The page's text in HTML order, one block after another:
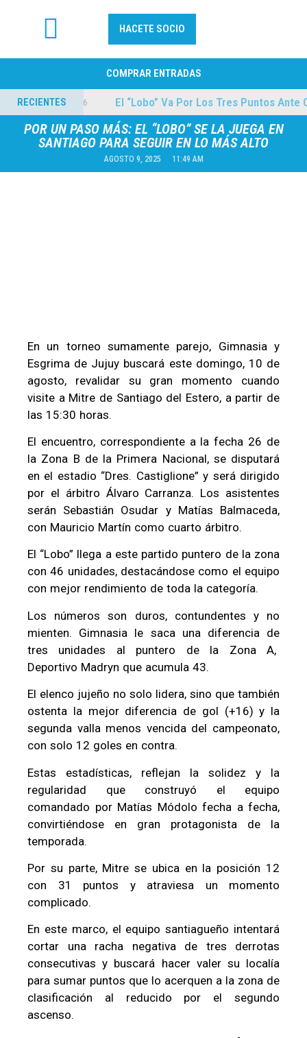
HACETE SOCIO
COMPRAR ENTRADAS
RECIENTES
04/08/2026 El “Lobo” Va Por Los Tres Puntos Ante
POR UN PASO MÁS: EL “LOBO” SE LA JUEGA EN
SANTIAGO PARA SEGUIR EN LO MÁS ALTO
AGOSTO 9, 2025 11:49 AM
En un torneo sumamente parejo, Gimnasia y
Esgrima de Jujuy buscará este domingo, 10 de
agosto, revalidar su gran momento cuando
visite a Mitre de Santiago del Estero, a partir de
las 15:30 horas.
El encuentro, correspondiente a la fecha 26 de
la Zona B de la Primera Nacional, se disputará
en el estadio “Dres. Castiglione” y será dirigido
por el árbitro Álvaro Carranza. Los asistentes
serán Sebastián Osudar y Matías Balmaceda,
con Mauricio Martín como cuarto árbitro.
El “Lobo” llega a este partido puntero de la zona
con 46 unidades, destacándose como el equipo
con mejor rendimiento de toda la categoría.
Los números son duros, contundentes y no
mienten. Gimnasia le saca una diferencia de
tres unidades al puntero de la Zona A,
Deportivo Madryn que acumula 43.
El elenco jujeño no solo lidera, sino que también
ostenta la mejor diferencia de gol (+16) y la
segunda valla menos vencida del campeonato,
con solo 12 goles en contra.
Estas estadísticas, reflejan la solidez y la
regularidad que construyó el equipo
comandado por Matías Módolo fecha a fecha,
convirtiéndose en gran protagonista de la
temporada.
Por su parte, Mitre se ubica en la posición 12
con 31 puntos y atraviesa un momento
complicado.
En este marco, el equipo santiagueño intentará
cortar una racha negativa de tres derrotas
consecutivas y buscará hacer valer su localía
para sumar puntos que lo acerquen a la zona de
clasificación al reducido por el segundo
ascenso.